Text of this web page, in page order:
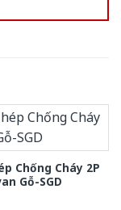
Chống Cháy 2P
Gỗ-SGD